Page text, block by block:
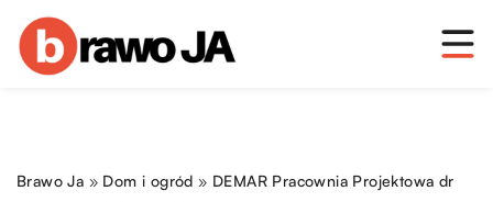
Brawo Ja » Dom i ogród » DEMAR Pracownia Projektowa dr